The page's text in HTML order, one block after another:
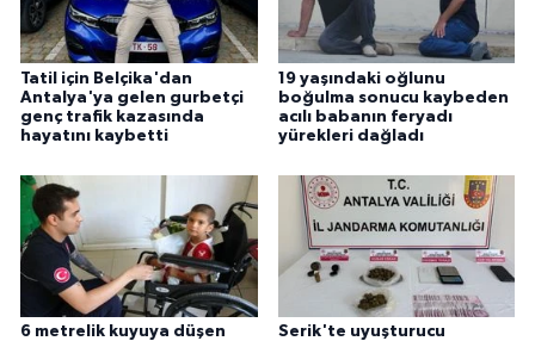
Tatil için Belçika'dan
Antalya'ya gelen gurbetçi
genç trafik kazasında
hayatını kaybetti
19 yaşındaki oğlunu
boğulma sonucu kaybeden
acılı babanın feryadı
yürekleri dağladı
6 metrelik kuyuya düşen Serik'te uyuşturucu